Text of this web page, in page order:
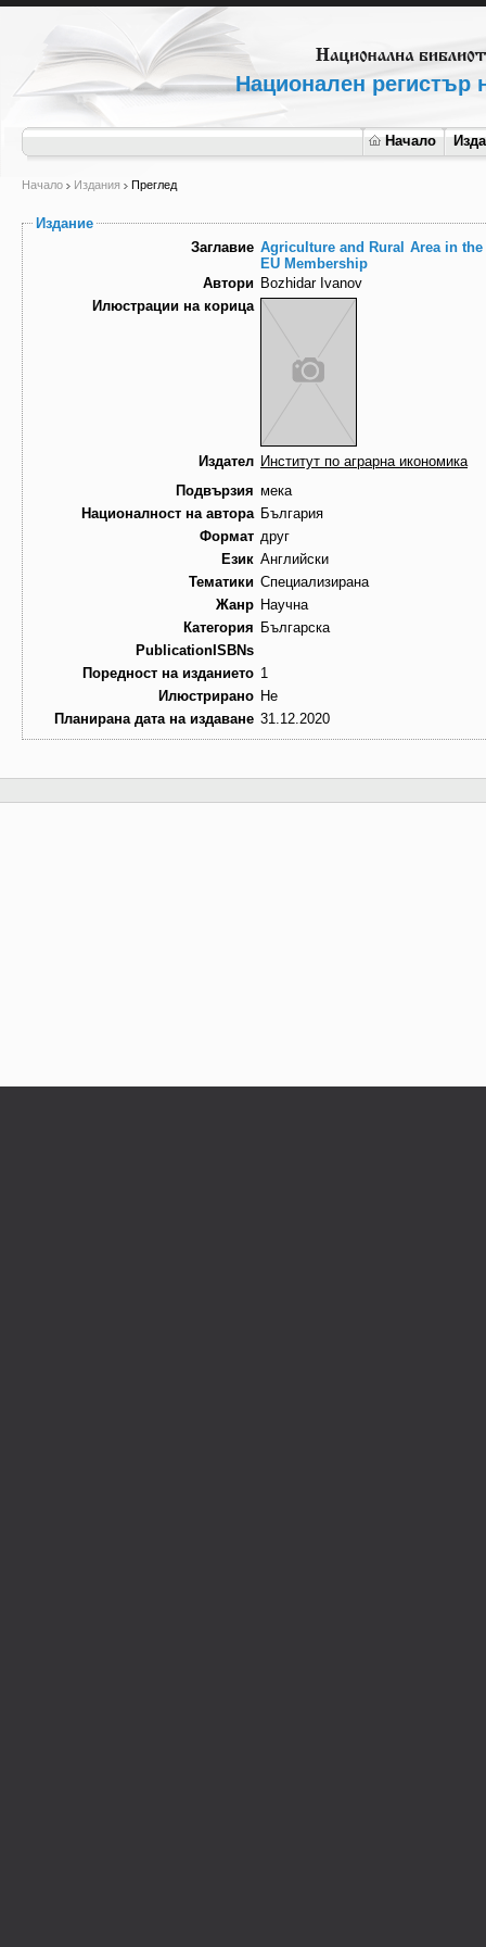
Национален регистър
Начало
Начало Издания Преглед
Издание
Заглавие Agriculture and Rural Area in
EU Membership
Автори Bozhidar Ivanov
Илюстрации на корица
Издател Институт по аграрна икономика
Подвързия мека
Националност на автора България
Формат друг
Език Английски
Тематики Специализирана
Жанр Научна
Категория Българска
PublicationISBNs
Поредност на изданието 1
Илюстрирано Не
Планирана дата на издаване 31.12.2020